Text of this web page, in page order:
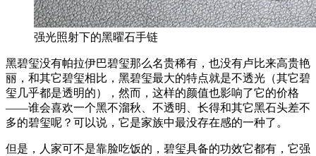
强光照射下的黑曜石手链
黑碧玺没有帕拉伊巴碧玺那么名贵稀有，也没有卢比来高贵艳
丽，和其它碧玺相比，黑碧玺最大的特点就是不透光（其它碧
玺几乎都是透明的），然而，这样的颜值也影响了它的价格
——谁会喜欢一个黑不溜秋、不透明、长得和其它黑石头差不
多的碧玺呢？可以说，它是家族中最没存在感的一种了。
但是，人家可不是靠脸吃饭的，碧玺具备的功效它都有，它强